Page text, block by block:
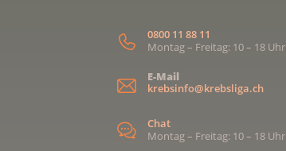
0800 11 88 11
Montag – Freitag: 10 – 18 Uhr
E-Mail
krebsinfo@krebsliga.ch
Chat
Montag – Freitag: 10 – 18 Uhr